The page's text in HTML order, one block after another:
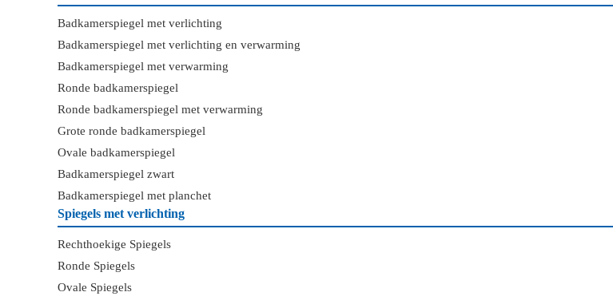
Badkamerspiegel met verlichting
Badkamerspiegel met verlichting en verwarming
Badkamerspiegel met verwarming
Ronde badkamerspiegel
Ronde badkamerspiegel met verwarming
Grote ronde badkamerspiegel
Ovale badkamerspiegel
Badkamerspiegel zwart
Badkamerspiegel met planchet
Spiegels met verlichting
Rechthoekige Spiegels
Ronde Spiegels
Ovale Spiegels